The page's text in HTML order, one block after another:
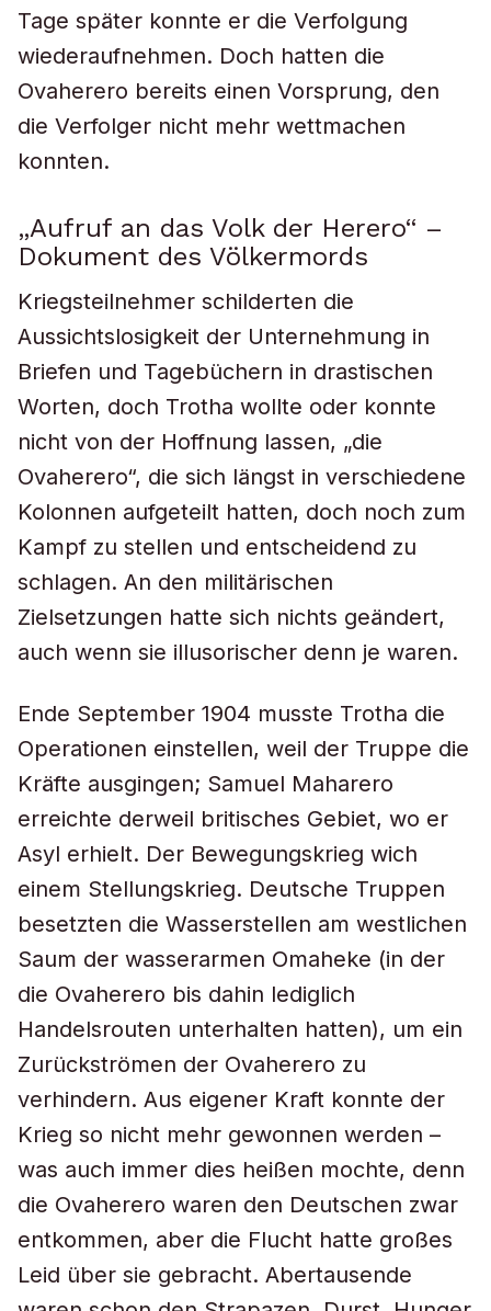
Tage später konnte er die Verfolgung
wiederaufnehmen. Doch hatten die
Ovaherero bereits einen Vorsprung, den
die Verfolger nicht mehr wettmachen
konnten.
„Aufruf an das Volk der Herero“ –
Dokument des Völkermords
Kriegsteilnehmer schilderten die
Aussichtslosigkeit der Unternehmung in
Briefen und Tagebüchern in drastischen
Worten, doch Trotha wollte oder konnte
nicht von der Hoffnung lassen, „die
Ovaherero“, die sich längst in verschiedene
Kolonnen aufgeteilt hatten, doch noch zum
Kampf zu stellen und entscheidend zu
schlagen. An den militärischen
Zielsetzungen hatte sich nichts geändert,
auch wenn sie illusorischer denn je waren.
Ende September 1904 musste Trotha die
Operationen einstellen, weil der Truppe die
Kräfte ausgingen; Samuel Maharero
erreichte derweil britisches Gebiet, wo er
Asyl erhielt. Der Bewegungskrieg wich
einem Stellungskrieg. Deutsche Truppen
besetzten die Wasserstellen am westlichen
Saum der wasserarmen Omaheke (in der
die Ovaherero bis dahin lediglich
Handelsrouten unterhalten hatten), um ein
Zurückströmen der Ovaherero zu
verhindern. Aus eigener Kraft konnte der
Krieg so nicht mehr gewonnen werden –
was auch immer dies heißen mochte, denn
die Ovaherero waren den Deutschen zwar
entkommen, aber die Flucht hatte großes
Leid über sie gebracht. Abertausende